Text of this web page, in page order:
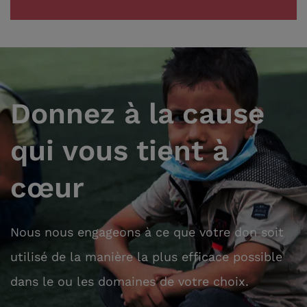
Donnez à la cause
qui vous tient à
cœur
Nous nous engageons à ce que votre don soit
utilisé de la manière la plus efficace possible
dans le ou les domaines de votre choix.